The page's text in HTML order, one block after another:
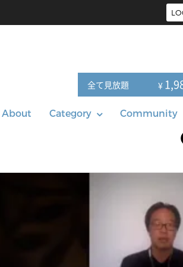
全て見放題 ¥
About Category Community